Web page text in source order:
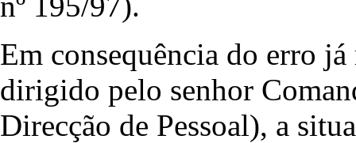
Em consequência do erro
dirigido pelo senhor
Direcção de Pessoal), a